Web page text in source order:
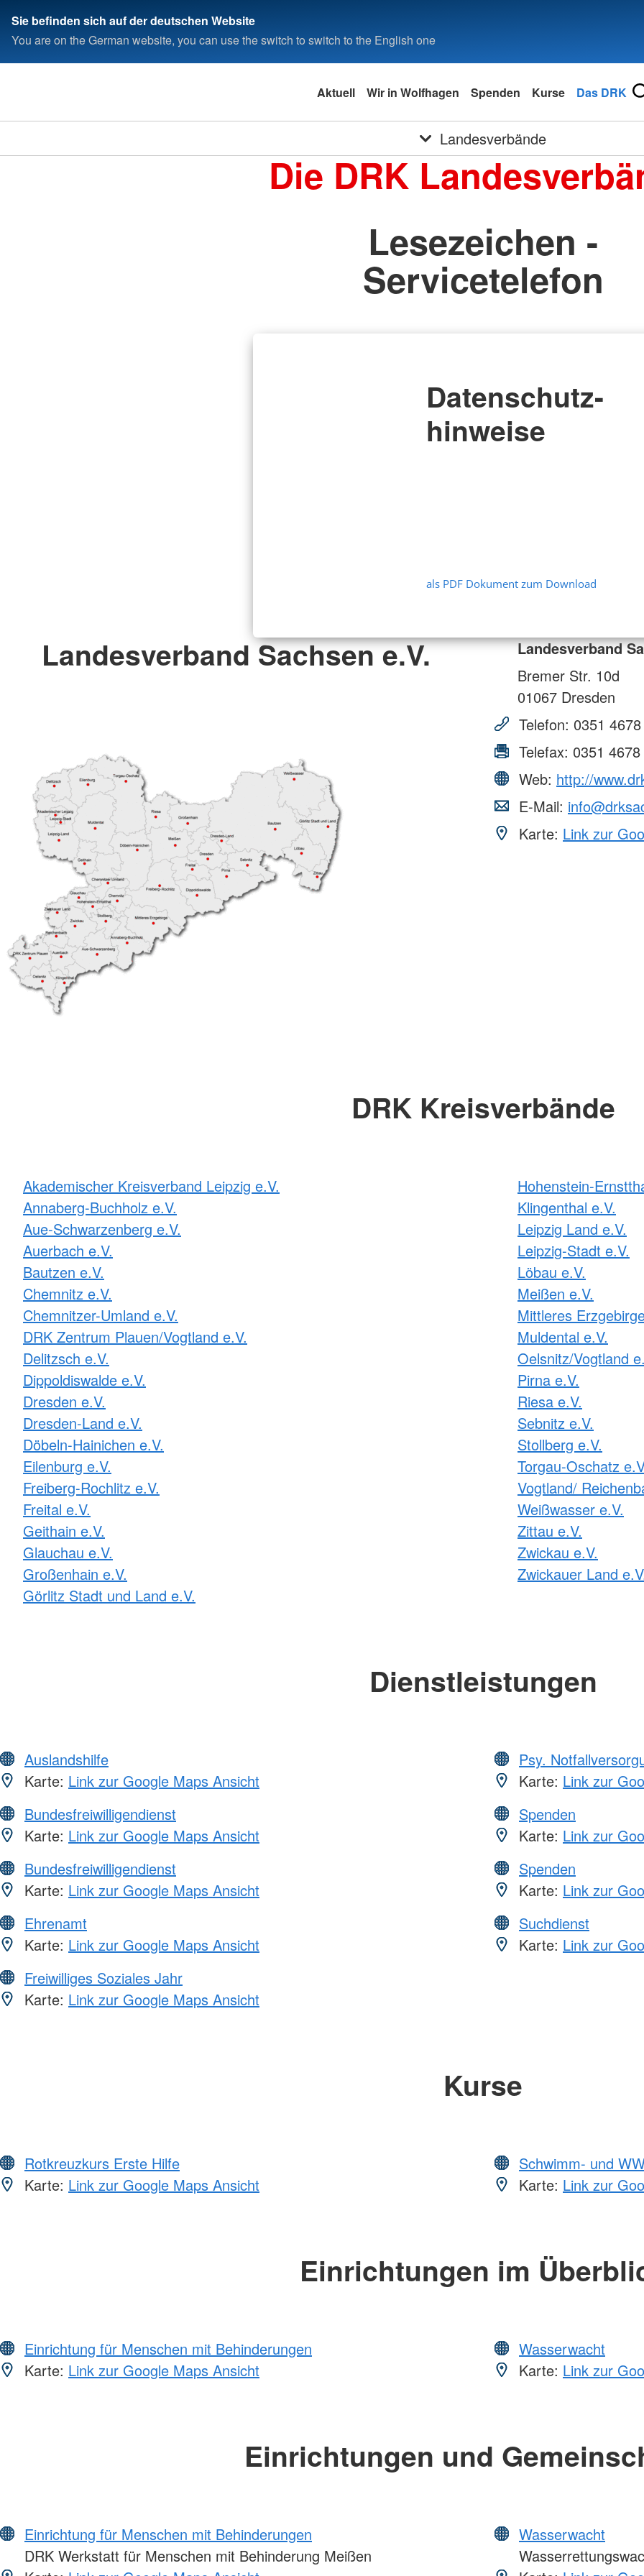
Sie befinden sich auf der deutschen Website
You are on the German website, you can use the switch to switch to the English one
Aktuell Wir in Wolfhagen Spenden Kurse Das DRK
Landesverbände
Die DRK
Lesezeichen -
Servicetelefon
Datenschutz-
hinweise
als PDF Dokument zum Download
Landesverband Sachsen e.V.
Landesverband
Bremer Str. 10d
01067 Dresden
Telefon: 0351
Telefax: 0351
Web: http://
E-Mail:
Karte: Link zur
DRK Kreisverbände
Akademischer Kreisverband Leipzig e.V.
Annaberg-Buchholz e.V.
Aue-Schwarzenberg e.V.
Auerbach e.V.
Bautzen e.V.
Chemnitz e.V.
Chemnitzer-Umland e.V.
DRK Zentrum Plauen/Vogtland e.V.
Delitzsch e.V.
Dippoldiswalde e.V.
Dresden e.V.
Dresden-Land e.V.
Döbeln-Hainichen e.V.
Eilenburg e.V.
Freiberg-Rochlitz e.V.
Freital e.V.
Geithain e.V.
Glauchau e.V.
Großenhain e.V.
Görlitz Stadt und Land e.V.
Hohenstein-
Klingenthal e.V.
Leipzig Land e.V.
Leipzig-Stadt e.V.
Löbau e.V.
Meißen e.V.
Mittleres
Muldental e.V.
Oelsnitz/Vogtland
Pirna e.V.
Riesa e.V.
Sebnitz e.V.
Stollberg e.V.
Torgau-Oschatz
Vogtland/
Weißwasser e.V.
Zittau e.V.
Zwickau e.V.
Zwickauer Land
Dienstleistungen
Auslandshilfe
Karte: Link zur Google Maps Ansicht
Bundesfreiwilligendienst
Karte: Link zur Google Maps Ansicht
Bundesfreiwilligendienst
Karte: Link zur Google Maps Ansicht
Ehrenamt
Karte: Link zur Google Maps Ansicht
Freiwilliges Soziales Jahr
Karte: Link zur Google Maps Ansicht
Psy.
Karte: Link zur
Spenden
Karte: Link zur
Spenden
Karte: Link zur
Suchdienst
Karte: Link zur
Kurse
Rotkreuzkurs Erste Hilfe
Karte: Link zur Google Maps Ansicht
Schwimm- und
Karte: Link zur
Einrichtungen im
Einrichtung für Menschen mit Behinderungen
Karte: Link zur Google Maps Ansicht
Wasserwacht
Karte: Link zur
Einrichtungen und
Einrichtung für Menschen mit Behinderungen
DRK Werkstatt für Menschen mit Behinderung Meißen
Wasserwacht